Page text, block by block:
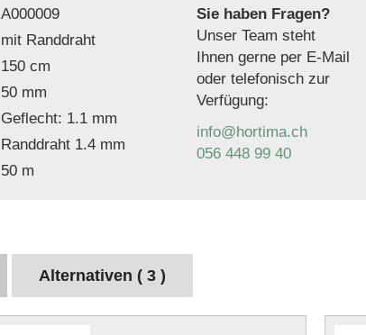
A000009
mit Randdraht
150 cm
50 mm
Geflecht: 1.1 mm
Randdraht 1.4 mm
50 m
Sie haben Fragen?
Unser Team steht
Ihnen gerne per E-Mail
oder telefonisch zur
Verfügung:
info@hortima.ch
056 448 99 40
Alternativen ( 3 )